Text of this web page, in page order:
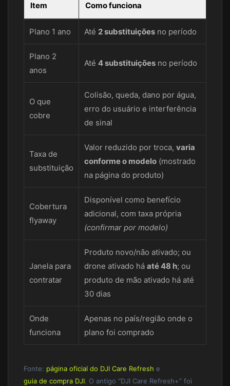
Item Como funciona
Plano 1 ano Até 2 substituições no período
Plano 2
anos
Até 4 substituições no período
O que
cobre
Colisão, queda, dano por água,
erro do usuário e interferência
de sinal
Taxa de
substituição
Valor reduzido por troca, varia
conforme o modelo (mostrado
na página do produto)
Cobertura
flyaway
Disponível como benefício
adicional, com taxa própria
(confirmar por modelo)
Janela para
contratar
Produto novo/não ativado; ou
drone ativado há até 48 h; ou
produto de mão ativado há até
30 dias
Onde
funciona
Apenas no país/região onde o
plano foi comprado
Fonte: página oficial do DJI Care Refresh e
guia de compra DJI. O antigo “DJI Care Refresh+” foi